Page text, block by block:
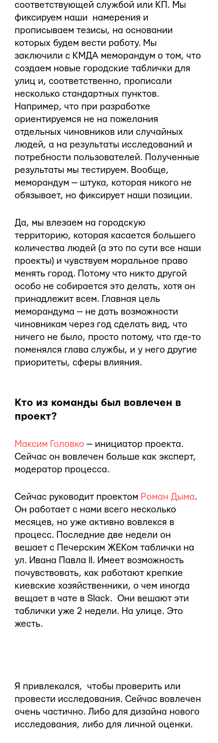
соответствующей службой или КП. Мы
фиксируем наши намерения и
прописываем тезисы, на основании
которых будем вести работу. Мы
заключили с КМДА меморандум о том, что
создаем новые городские таблички для
улиц и, соответственно, прописали
несколько стандартных пунктов.
Например, что при разработке
ориентируемся не на пожелания
отдельных чиновников или случайных
людей, а на результаты исследований и
потребности пользователей. Полученные
результаты мы тестируем. Вообще,
меморандум — штука, которая никого не
обязывает, но фиксирует наши позиции.
Да, мы влезаем на городскую
территорию, которая касается большего
количества людей (а это по сути все наши
проекты) и чувствуем моральное право
менять город. Потому что никто другой
особо не собирается это делать, хотя он
принадлежит всем. Главная цель
меморандума — не дать возможности
чиновникам через год сделать вид, что
ничего не было, просто потому, что где-то
поменялся глава службы, и у него другие
приоритеты, сферы влияния.
Кто из команды был вовлечен в
проект?
Максим Головко — инициатор проекта.
Сейчас он вовлечен больше как эксперт,
модератор процесса.
Сейчас руководит проектом Роман Дыма.
Он работает с нами всего несколько
месяцев, но уже активно вовлекся в
процесс. Последние две недели он
вешает с Печерским ЖЕКом таблички на
ул. Ивана Павла II. Имеет возможность
почувствовать, как работают крепкие
киевские хозяйственники, о чем иногда
вещает в чате в Slack. Они вешают эти
таблички уже 2 недели. На улице. Это
жесть.
Я привлекался, чтобы проверить или
провести исследования. Сейчас вовлечен
очень частично. Либо для дизайна нового
исследования, либо для личной оценки.